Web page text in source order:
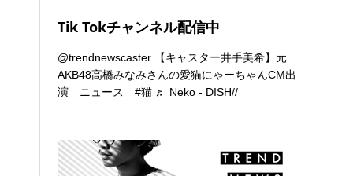
Tik Tokチャンネル配信中
@trendnewscaster 【キャスター井手美希】元
AKB48高橋みなみさんの愛猫にゃーちゃんCM出
演 ニュース#猫 ♬ Neko - DISH//